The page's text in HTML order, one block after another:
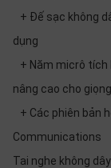
+ Đế sạc không
dụng
+ Năm micrô tích
nâng cao cho
+ Các phiên bản
Communications
Tai nghe không